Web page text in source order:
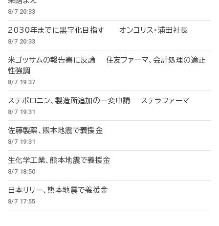
8/7 20:33
2030年までに黒字化目指す オンコリス・浦田社長
8/7 20:33
米ゴッサムの報告書に反論 住友ファーマ、会計処理の適正
性強調
8/7 19:37
ステボロニン、製造所追加の一変申請 ステラファーマ
8/7 19:31
佐藤製薬、熊本地震で義援金
8/7 19:31
生化学工業、熊本地震で義援金
8/7 18:50
日本リリー、熊本地震で義援金
8/7 17:55